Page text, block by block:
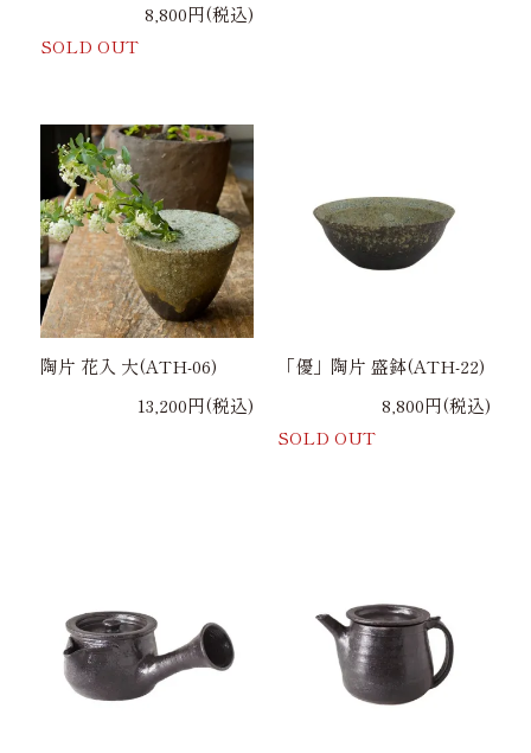
8,800円(税込)
SOLD OUT
陶片 花入 大(ATH-06)
13,200円(税込)
「優」陶片 盛鉢(ATH-22)
8,800円(税込)
SOLD OUT